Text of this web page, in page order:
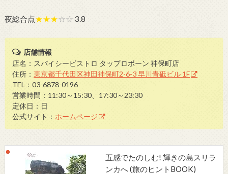
夜総合点★★★☆☆ 3.8
店舗情報
店名：スパイシービストロ タップロボーン 神保町店
住所：東京都千代田区神田神保町2-6-3 早川青砥ビル 1F
TEL：03-6878-0196
営業時間：11:30～15:30、17:30～23:30
定休日：日
公式サイト： ホームページ
五感でたのしむ! 輝きの島スリラ
ンカへ (旅のヒントBOOK)